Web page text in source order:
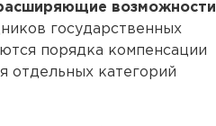
возможности
государственных
порядка компенсации
отдельных категорий